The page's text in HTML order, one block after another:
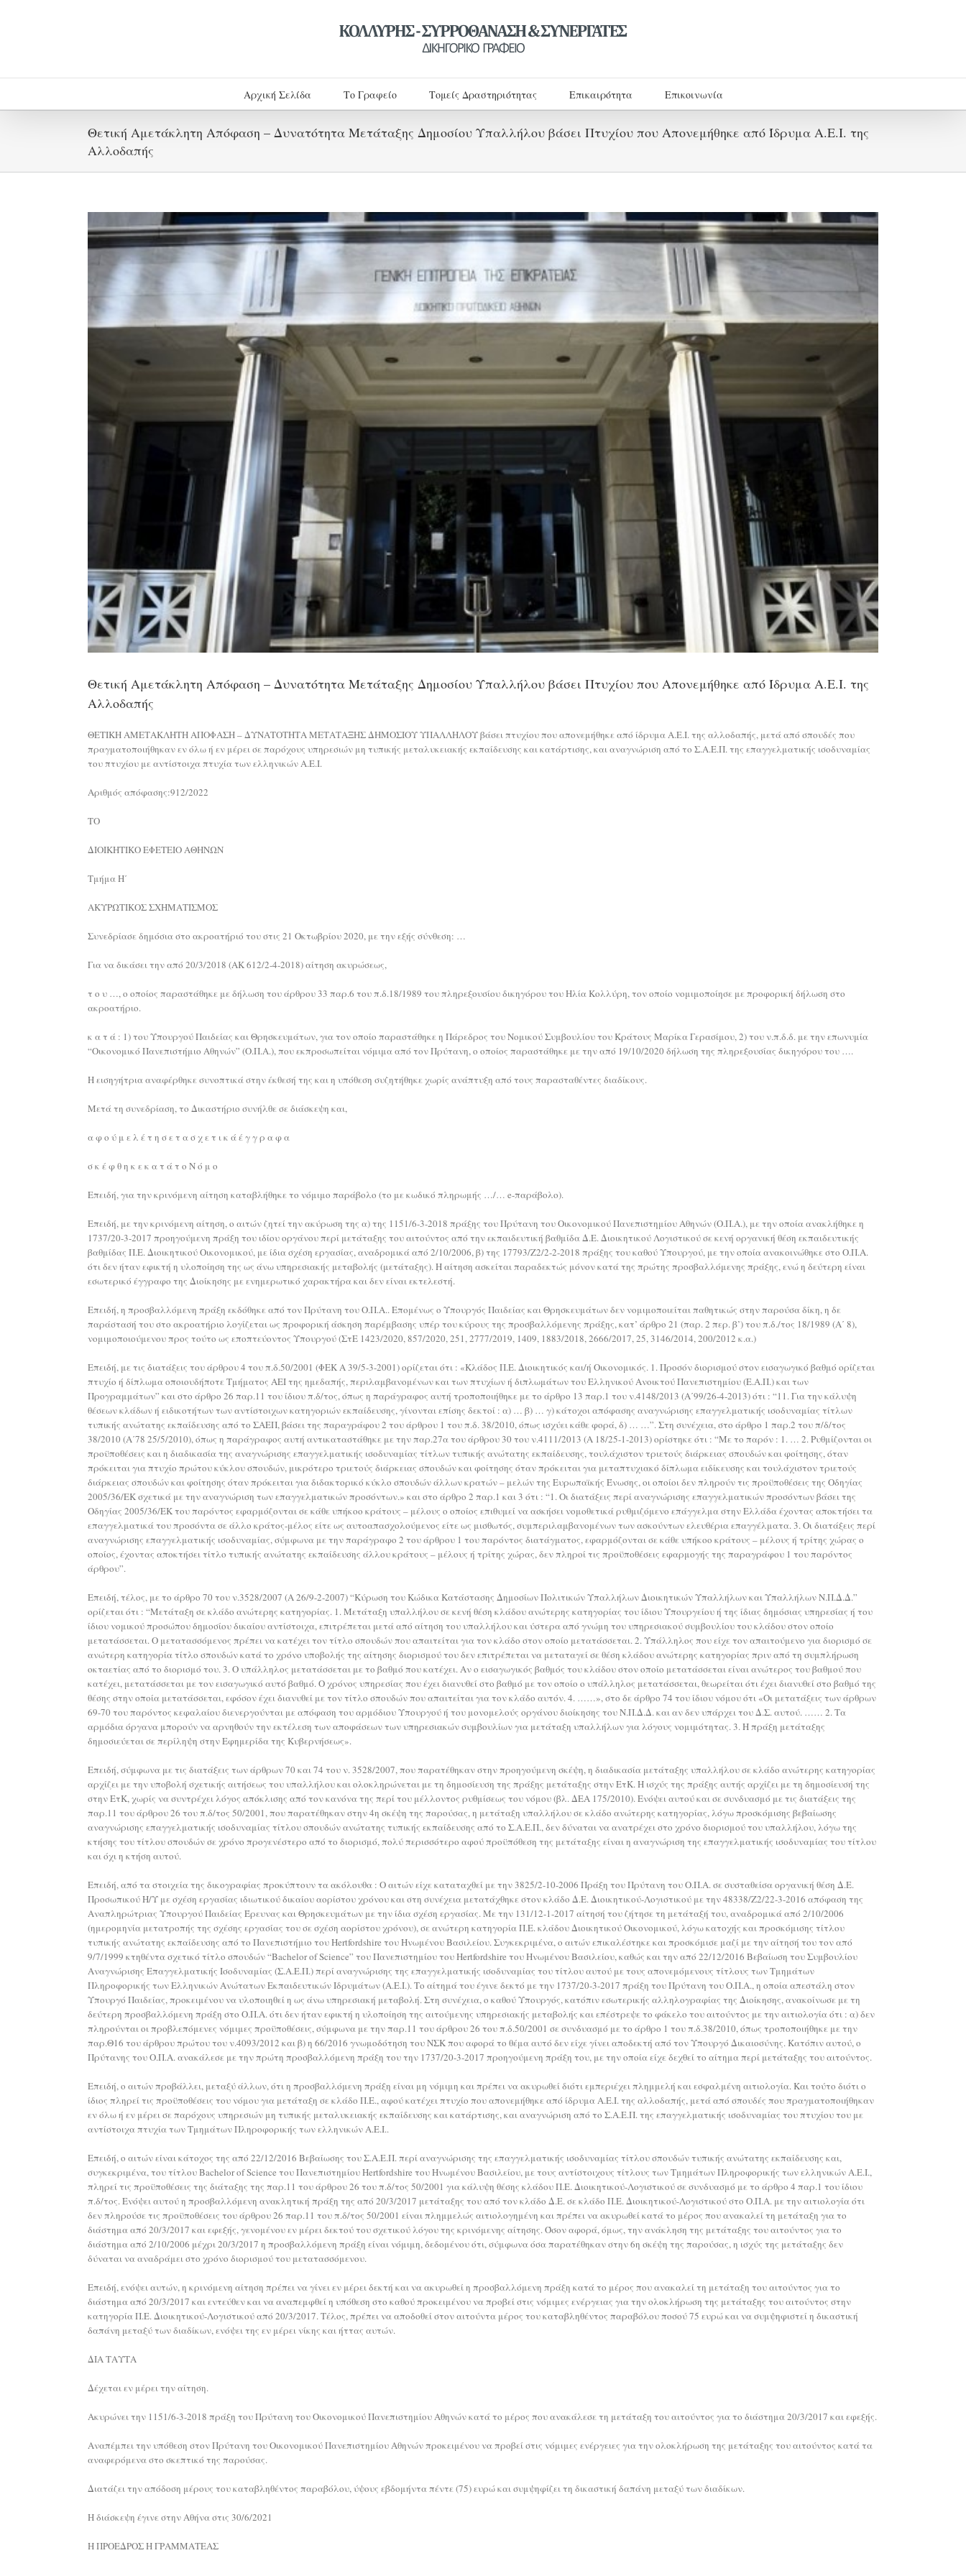
Αρχική Σελίδα Το Γραφείο Τομείς Δραστηριότητας Επικαιρότητα Επικοινωνία
Θετική Αμετάκλητη Απόφαση – Δυνατότητα Μετάταξης Δημοσίου Υπαλλήλου βάσει Πτυχίου που Απονεμήθηκε από Ίδρυμα Α.Ε.Ι. της
Αλλοδαπής
μεγαλύτερης
εικόνας
Θετική Αμετάκλητη Απόφαση – Δυνατότητα Μετάταξης Δημοσίου Υπαλλήλου βάσει Πτυχίου που Απονεμήθηκε από Ίδρυμα Α.Ε.Ι. της
Αλλοδαπής
ΘΕΤΙΚΗ ΑΜΕΤΑΚΛΗΤΗ ΑΠΟΦΑΣΗ – ΔΥΝΑΤΟΤΗΤΑ ΜΕΤΑΤΑΞΗΣ ΔΗΜΟΣΙΟΥ ΥΠΑΛΛΗΛΟΥ βάσει πτυχίου που απονεμήθηκε από ίδρυμα Α.Ε.Ι. της αλλοδαπής, μετά από σπουδές που
πραγματοποιήθηκαν εν όλω ή εν μέρει σε παρόχους υπηρεσιών μη τυπικής μεταλυκειακής εκπαίδευσης και κατάρτισης, και αναγνώριση από το Σ.Α.Ε.Π. της επαγγελματικής ισοδυναμίας
του πτυχίου με αντίστοιχα πτυχία των ελληνικών Α.Ε.Ι.
Αριθμός απόφασης:912/2022
ΤΟ
ΔΙΟΙΚΗΤΙΚΟ ΕΦΕΤΕΙΟ ΑΘΗΝΩΝ
Τμήμα Η΄
ΑΚΥΡΩΤΙΚΟΣ ΣΧΗΜΑΤΙΣΜΟΣ
Συνεδρίασε δημόσια στο ακροατήριό του στις 21 Οκτωβρίου 2020, με την εξής σύνθεση: …
Για να δικάσει την από 20/3/2018 (ΑΚ 612/2-4-2018) αίτηση ακυρώσεως,
τ ο υ …, ο οποίος παραστάθηκε με δήλωση του άρθρου 33 παρ.6 του π.δ.18/1989 του πληρεξουσίου δικηγόρου του Ηλία Κολλύρη, τον οποίο νομιμοποίησε με προφορική δήλωση στο
ακροατήριο.
κ α τ ά : 1) του Υπουργού Παιδείας και Θρησκευμάτων, για τον οποίο παραστάθηκε η Πάρεδρος του Νομικού Συμβουλίου του Κράτους Μαρίκα Γερασίμου, 2) του ν.π.δ.δ. με την επωνυμία
“Οικονομικό Πανεπιστήμιο Αθηνών” (Ο.Π.Α.), που εκπροσωπείται νόμιμα από τον Πρύτανη, ο οποίος παραστάθηκε με την από 19/10/2020 δήλωση της πληρεξουσίας δικηγόρου του ….
Η εισηγήτρια αναφέρθηκε συνοπτικά στην έκθεσή της και η υπόθεση συζητήθηκε χωρίς ανάπτυξη από τους παρασταθέντες διαδίκους.
Μετά τη συνεδρίαση, το Δικαστήριο συνήλθε σε διάσκεψη και,
α φ ο ύ μ ε λ έ τ η σ ε τ α σ χ ε τ ι κ ά έ γ γ ρ α φ α
σ κ έ φ θ η κ ε κ α τ ά τ ο Ν ό μ ο
Επειδή, για την κρινόμενη αίτηση καταβλήθηκε το νόμιμο παράβολο (το με κωδικό πληρωμής …/… e-παράβολο).
Επειδή, με την κρινόμενη αίτηση, ο αιτών ζητεί την ακύρωση της α) της 1151/6-3-2018 πράξης του Πρύτανη του Οικονομικού Πανεπιστημίου Αθηνών (Ο.Π.Α.), με την οποία ανακλήθηκε η
1737/20-3-2017 προηγούμενη πράξη του ιδίου οργάνου περί μετάταξης του αιτούντος από την εκπαιδευτική βαθμίδα Δ.Ε. Διοικητικού Λογιστικού σε κενή οργανική θέση εκπαιδευτικής
βαθμίδας Π.Ε. Διοικητικού Οικονομικού, με ίδια σχέση εργασίας, αναδρομικά από 2/10/2006, β) της 17793/Ζ2/2-2-2018 πράξης του καθού Υπουργού, με την οποία ανακοινώθηκε στο Ο.Π.Α.
ότι δεν ήταν εφικτή η υλοποίηση της ως άνω υπηρεσιακής μεταβολής (μετάταξης). Η αίτηση ασκείται παραδεκτώς μόνον κατά της πρώτης προσβαλλόμενης πράξης, ενώ η δεύτερη είναι
εσωτερικό έγγραφο της Διοίκησης με ενημερωτικό χαρακτήρα και δεν είναι εκτελεστή.
Επειδή, η προσβαλλόμενη πράξη εκδόθηκε από τον Πρύτανη του Ο.Π.Α.. Επομένως ο Υπουργός Παιδείας και Θρησκευμάτων δεν νομιμοποιείται παθητικώς στην παρούσα δίκη, η δε
παράστασή του στο ακροατήριο λογίζεται ως προφορική άσκηση παρέμβασης υπέρ του κύρους της προσβαλλόμενης πράξης, κατ’ άρθρο 21 (παρ. 2 περ. β’) του π.δ./τος 18/1989 (Α΄ 8),
νομιμοποιούμενου προς τούτο ως εποπτεύοντος Υπουργού (ΣτΕ 1423/2020, 857/2020, 251, 2777/2019, 1409, 1883/2018, 2666/2017, 25, 3146/2014, 200/2012 κ.α.)
Επειδή, με τις διατάξεις του άρθρου 4 του π.δ.50/2001 (ΦΕΚ Α 39/5-3-2001) ορίζεται ότι : «Κλάδος Π.Ε. Διοικητικός και/ή Οικονομικός. 1. Προσόν διορισμού στον εισαγωγικό βαθμό ορίζεται
πτυχίο ή δίπλωμα οποιουδήποτε Τμήματος ΑΕΙ της ημεδαπής, περιλαμβανομένων και των πτυχίων ή διπλωμάτων του Ελληνικού Ανοικτού Πανεπιστημίου (Ε.Α.Π.) και των
Προγραμμάτων” και στο άρθρο 26 παρ.11 του ίδιου π.δ/τος, όπως η παράγραφος αυτή τροποποιήθηκε με το άρθρο 13 παρ.1 του ν.4148/2013 (Α΄99/26-4-2013) ότι : “11. Για την κάλυψη
θέσεων κλάδων ή ειδικοτήτων των αντίστοιχων κατηγοριών εκπαίδευσης, γίνονται επίσης δεκτοί : α) … β) … γ) κάτοχοι απόφασης αναγνώρισης επαγγελματικής ισοδυναμίας τίτλων
τυπικής ανώτατης εκπαίδευσης από το ΣΑΕΠ, βάσει της παραγράφου 2 του άρθρου 1 του π.δ. 38/2010, όπως ισχύει κάθε φορά, δ) … …”. Στη συνέχεια, στο άρθρο 1 παρ.2 του π/δ/τος
38/2010 (Α΄78 25/5/2010), όπως η παράγραφος αυτή αντικαταστάθηκε με την παρ.27α του άρθρου 30 του ν.4111/2013 (Α 18/25-1-2013) ορίστηκε ότι : “Με το παρόν : 1. … 2. Ρυθμίζονται οι
προϋποθέσεις και η διαδικασία της αναγνώρισης επαγγελματικής ισοδυναμίας τίτλων τυπικής ανώτατης εκπαίδευσης, τουλάχιστον τριετούς διάρκειας σπουδών και φοίτησης, όταν
πρόκειται για πτυχίο πρώτου κύκλου σπουδών, μικρότερο τριετούς διάρκειας σπουδών και φοίτησης όταν πρόκειται για μεταπτυχιακό δίπλωμα ειδίκευσης και τουλάχιστον τριετούς
διάρκειας σπουδών και φοίτησης όταν πρόκειται για διδακτορικό κύκλο σπουδών άλλων κρατών – μελών της Ευρωπαϊκής Ένωσης, οι οποίοι δεν πληρούν τις προϋποθέσεις της Οδηγίας
2005/36/ΕΚ σχετικά με την αναγνώριση των επαγγελματικών προσόντων.» και στο άρθρο 2 παρ.1 και 3 ότι : “1. Οι διατάξεις περί αναγνώρισης επαγγελματικών προσόντων βάσει της
Οδηγίας 2005/36/ΕΚ του παρόντος εφαρμόζονται σε κάθε υπήκοο κράτους – μέλους ο οποίος επιθυμεί να ασκήσει νομοθετικά ρυθμιζόμενο επάγγελμα στην Ελλάδα έχοντας αποκτήσει τα
επαγγελματικά του προσόντα σε άλλο κράτος-μέλος είτε ως αυτοαπασχολούμενος είτε ως μισθωτός, συμπεριλαμβανομένων των ασκούντων ελευθέρια επαγγέλματα. 3. Οι διατάξεις περί
αναγνώρισης επαγγελματικής ισοδυναμίας, σύμφωνα με την παράγραφο 2 του άρθρου 1 του παρόντος διατάγματος, εφαρμόζονται σε κάθε υπήκοο κράτους – μέλους ή τρίτης χώρας ο
οποίος, έχοντας αποκτήσει τίτλο τυπικής ανώτατης εκπαίδευσης άλλου κράτους – μέλους ή τρίτης χώρας, δεν πληροί τις προϋποθέσεις εφαρμογής της παραγράφου 1 του παρόντος
άρθρου”.
Επειδή, τέλος, με το άρθρο 70 του ν.3528/2007 (Α 26/9-2-2007) “Κύρωση του Κώδικα Κατάστασης Δημοσίων Πολιτικών Υπαλλήλων Διοικητικών Υπαλλήλων και Υπαλλήλων Ν.Π.Δ.Δ.”
ορίζεται ότι : “Μετάταξη σε κλάδο ανώτερης κατηγορίας. 1. Μετάταξη υπαλλήλου σε κενή θέση κλάδου ανώτερης κατηγορίας του ίδιου Υπουργείου ή της ίδιας δημόσιας υπηρεσίας ή του
ίδιου νομικού προσώπου δημοσίου δικαίου αντίστοιχα, επιτρέπεται μετά από αίτηση του υπαλλήλου και ύστερα από γνώμη του υπηρεσιακού συμβουλίου του κλάδου στον οποίο
μετατάσσεται. Ο μετατασσόμενος πρέπει να κατέχει τον τίτλο σπουδών που απαιτείται για τον κλάδο στον οποίο μετατάσσεται. 2. Υπάλληλος που είχε τον απαιτούμενο για διορισμό σε
ανώτερη κατηγορία τίτλο σπουδών κατά το χρόνο υποβολής της αίτησης διορισμού του δεν επιτρέπεται να μεταταγεί σε θέση κλάδου ανώτερης κατηγορίας πριν από τη συμπλήρωση
οκταετίας από το διορισμό του. 3. Ο υπάλληλος μετατάσσεται με το βαθμό που κατέχει. Αν ο εισαγωγικός βαθμός του κλάδου στον οποίο μετατάσσεται είναι ανώτερος του βαθμού που
κατέχει, μετατάσσεται με τον εισαγωγικό αυτό βαθμό. Ο χρόνος υπηρεσίας που έχει διανυθεί στο βαθμό με τον οποίο ο υπάλληλος μετατάσσεται, θεωρείται ότι έχει διανυθεί στο βαθμό της
θέσης στην οποία μετατάσσεται, εφόσον έχει διανυθεί με τον τίτλο σπουδών που απαιτείται για τον κλάδο αυτόν. 4. ……», στο δε άρθρο 74 του ίδιου νόμου ότι «Οι μετατάξεις των άρθρων
69-70 του παρόντος κεφαλαίου διενεργούνται με απόφαση του αρμόδιου Υπουργού ή του μονομελούς οργάνου διοίκησης του Ν.Π.Δ.Δ. και αν δεν υπάρχει του Δ.Σ. αυτού. …… 2. Τα
αρμόδια όργανα μπορούν να αρνηθούν την εκτέλεση των αποφάσεων των υπηρεσιακών συμβουλίων για μετάταξη υπαλλήλων για λόγους νομιμότητας. 3. Η πράξη μετάταξης
δημοσιεύεται σε περίληψη στην Εφημερίδα της Κυβερνήσεως».
Επειδή, σύμφωνα με τις διατάξεις των άρθρων 70 και 74 του ν. 3528/2007, που παρατέθηκαν στην προηγούμενη σκέψη, η διαδικασία μετάταξης υπαλλήλου σε κλάδο ανώτερης κατηγορίας
αρχίζει με την υποβολή σχετικής αιτήσεως του υπαλλήλου και ολοκληρώνεται με τη δημοσίευση της πράξης μετάταξης στην ΕτΚ. Η ισχύς της πράξης αυτής αρχίζει με τη δημοσίευσή της
στην ΕτΚ, χωρίς να συντρέχει λόγος απόκλισης από τον κανόνα της περί του μέλλοντος ρυθμίσεως του νόμου (βλ. ΔΕΑ 175/2010). Ενόψει αυτού και σε συνδυασμό με τις διατάξεις της
παρ.11 του άρθρου 26 του π.δ/τος 50/2001, που παρατέθηκαν στην 4η σκέψη της παρούσας, η μετάταξη υπαλλήλου σε κλάδο ανώτερης κατηγορίας, λόγω προσκόμισης βεβαίωσης
αναγνώρισης επαγγελματικής ισοδυναμίας τίτλου σπουδών ανώτατης τυπικής εκπαίδευσης από το Σ.Α.Ε.Π., δεν δύναται να ανατρέχει στο χρόνο διορισμού του υπαλλήλου, λόγω της
κτήσης του τίτλου σπουδών σε χρόνο προγενέστερο από το διορισμό, πολύ περισσότερο αφού προϋπόθεση της μετάταξης είναι η αναγνώριση της επαγγελματικής ισοδυναμίας του τίτλου
και όχι η κτήση αυτού.
Επειδή, από τα στοιχεία της δικογραφίας προκύπτουν τα ακόλουθα : Ο αιτών είχε καταταχθεί με την 3825/2-10-2006 Πράξη του Πρύτανη του Ο.Π.Α. σε συσταθείσα οργανική θέση Δ.Ε.
Προσωπικού Η/Υ με σχέση εργασίας ιδιωτικού δικαίου αορίστου χρόνου και στη συνέχεια μετατάχθηκε στον κλάδο Δ.Ε. Διοικητικού-Λογιστικού με την 48338/Ζ2/22-3-2016 απόφαση της
Αναπληρώτριας Υπουργού Παιδείας Έρευνας και Θρησκευμάτων με την ίδια σχέση εργασίας. Με την 131/12-1-2017 αίτησή του ζήτησε τη μετάταξή του, αναδρομικά από 2/10/2006
(ημερομηνία μετατροπής της σχέσης εργασίας του σε σχέση αορίστου χρόνου), σε ανώτερη κατηγορία Π.Ε. κλάδου Διοικητικού Οικονομικού, λόγω κατοχής και προσκόμισης τίτλου
τυπικής ανώτατης εκπαίδευσης από το Πανεπιστήμιο του Hertfordshire του Ηνωμένου Βασιλείου. Συγκεκριμένα, ο αιτών επικαλέστηκε και προσκόμισε μαζί με την αίτησή του τον από
9/7/1999 κτηθέντα σχετικό τίτλο σπουδών “Bachelor of Science” του Πανεπιστημίου του Hertfordshire του Ηνωμένου Βασιλείου, καθώς και την από 22/12/2016 Βεβαίωση του Συμβουλίου
Αναγνώρισης Επαγγελματικής Ισοδυναμίας (Σ.Α.Ε.Π.) περί αναγνώρισης της επαγγελματικής ισοδυναμίας του τίτλου αυτού με τους απονεμόμενους τίτλους των Τμημάτων
Πληροφορικής των Ελληνικών Ανώτατων Εκπαιδευτικών Ιδρυμάτων (Α.Ε.Ι.). Το αίτημά του έγινε δεκτό με την 1737/20-3-2017 πράξη του Πρύτανη του Ο.Π.Α., η οποία απεστάλη στον
Υπουργό Παιδείας, προκειμένου να υλοποιηθεί η ως άνω υπηρεσιακή μεταβολή. Στη συνέχεια, ο καθού Υπουργός, κατόπιν εσωτερικής αλληλογραφίας της Διοίκησης, ανακοίνωσε με τη
δεύτερη προσβαλλόμενη πράξη στο Ο.Π.Α. ότι δεν ήταν εφικτή η υλοποίηση της αιτούμενης υπηρεσιακής μεταβολής και επέστρεψε το φάκελο του αιτούντος με την αιτιολογία ότι : α) δεν
πληρούνται οι προβλεπόμενες νόμιμες προϋποθέσεις, σύμφωνα με την παρ.11 του άρθρου 26 του π.δ.50/2001 σε συνδυασμό με το άρθρο 1 του π.δ.38/2010, όπως τροποποιήθηκε με την
παρ.Θ16 του άρθρου πρώτου του ν.4093/2012 και β) η 66/2016 γνωμοδότηση του ΝΣΚ που αφορά το θέμα αυτό δεν είχε γίνει αποδεκτή από τον Υπουργό Δικαιοσύνης. Κατόπιν αυτού, ο
Πρύτανης του Ο.Π.Α. ανακάλεσε με την πρώτη προσβαλλόμενη πράξη του την 1737/20-3-2017 προηγούμενη πράξη του, με την οποία είχε δεχθεί το αίτημα περί μετάταξης του αιτούντος.
Επειδή, ο αιτών προβάλλει, μεταξύ άλλων, ότι η προσβαλλόμενη πράξη είναι μη νόμιμη και πρέπει να ακυρωθεί διότι εμπεριέχει πλημμελή και εσφαλμένη αιτιολογία. Και τούτο διότι ο
ίδιος πληρεί τις προϋποθέσεις του νόμου για μετάταξη σε κλάδο Π.Ε., αφού κατέχει πτυχίο που απονεμήθηκε από ίδρυμα Α.Ε.Ι. της αλλοδαπής, μετά από σπουδές που πραγματοποιήθηκαν
εν όλω ή εν μέρει σε παρόχους υπηρεσιών μη τυπικής μεταλυκειακής εκπαίδευσης και κατάρτισης, και αναγνώριση από το Σ.Α.Ε.Π. της επαγγελματικής ισοδυναμίας του πτυχίου του με
αντίστοιχα πτυχία των Τμημάτων Πληροφορικής των ελληνικών Α.Ε.Ι..
Επειδή, ο αιτών είναι κάτοχος της από 22/12/2016 Βεβαίωσης του Σ.Α.Ε.Π. περί αναγνώρισης της επαγγελματικής ισοδυναμίας τίτλου σπουδών τυπικής ανώτατης εκπαίδευσης και,
συγκεκριμένα, του τίτλου Bachelor of Science του Πανεπιστημίου Hertfordshire του Ηνωμένου Βασιλείου, με τους αντίστοιχους τίτλους των Τμημάτων Πληροφορικής των ελληνικών Α.Ε.Ι.,
πληρεί τις προϋποθέσεις της διάταξης της παρ.11 του άρθρου 26 του π.δ/τος 50/2001 για κάλυψη θέσης κλάδου Π.Ε. Διοικητικού-Λογιστικού σε συνδυασμό με το άρθρο 4 παρ.1 του ίδιου
π.δ/τος. Ενόψει αυτού η προσβαλλόμενη ανακλητική πράξη της από 20/3/2017 μετάταξης του από τον κλάδο Δ.Ε. σε κλάδο Π.Ε. Διοικητικού-Λογιστικού στο Ο.Π.Α. με την αιτιολογία ότι
δεν πληρούσε τις προϋποθέσεις του άρθρου 26 παρ.11 του π.δ/τος 50/2001 είναι πλημμελώς αιτιολογημένη και πρέπει να ακυρωθεί κατά το μέρος που ανακαλεί τη μετάταξη για το
διάστημα από 20/3/2017 και εφεξής, γενομένου εν μέρει δεκτού του σχετικού λόγου της κρινόμενης αίτησης. Όσον αφορά, όμως, την ανάκληση της μετάταξης του αιτούντος για το
διάστημα από 2/10/2006 μέχρι 20/3/2017 η προσβαλλόμενη πράξη είναι νόμιμη, δεδομένου ότι, σύμφωνα όσα παρατέθηκαν στην 6η σκέψη της παρούσας, η ισχύς της μετάταξης δεν
δύναται να αναδράμει στο χρόνο διορισμού του μετατασσόμενου.
Επειδή, ενόψει αυτών, η κρινόμενη αίτηση πρέπει να γίνει εν μέρει δεκτή και να ακυρωθεί η προσβαλλόμενη πράξη κατά το μέρος που ανακαλεί τη μετάταξη του αιτούντος για το
διάστημα από 20/3/2017 και εντεύθεν και να αναπεμφθεί η υπόθεση στο καθού προκειμένου να προβεί στις νόμιμες ενέργειας για την ολοκλήρωση της μετάταξης του αιτούντος στην
κατηγορία Π.Ε. Διοικητικού-Λογιστικού από 20/3/2017. Τέλος, πρέπει να αποδοθεί στον αιτούντα μέρος του καταβληθέντος παραβόλου ποσού 75 ευρώ και να συμψηφιστεί η δικαστική
δαπάνη μεταξύ των διαδίκων, ενόψει της εν μέρει νίκης και ήττας αυτών.
ΔΙΑ ΤΑΥΤΑ
Δέχεται εν μέρει την αίτηση.
Ακυρώνει την 1151/6-3-2018 πράξη του Πρύτανη του Οικονομικού Πανεπιστημίου Αθηνών κατά το μέρος που ανακάλεσε τη μετάταξη του αιτούντος για το διάστημα 20/3/2017 και εφεξής.
Αναπέμπει την υπόθεση στον Πρύτανη του Οικονομικού Πανεπιστημίου Αθηνών προκειμένου να προβεί στις νόμιμες ενέργειες για την ολοκλήρωση της μετάταξης του αιτούντος κατά τα
αναφερόμενα στο σκεπτικό της παρούσας.
Διατάζει την απόδοση μέρους του καταβληθέντος παραβόλου, ύψους εβδομήντα πέντε (75) ευρώ και συμψηφίζει τη δικαστική δαπάνη μεταξύ των διαδίκων.
Η διάσκεψη έγινε στην Αθήνα στις 30/6/2021
Η ΠΡΟΕΔΡΟΣ Η ΓΡΑΜΜΑΤΕΑΣ